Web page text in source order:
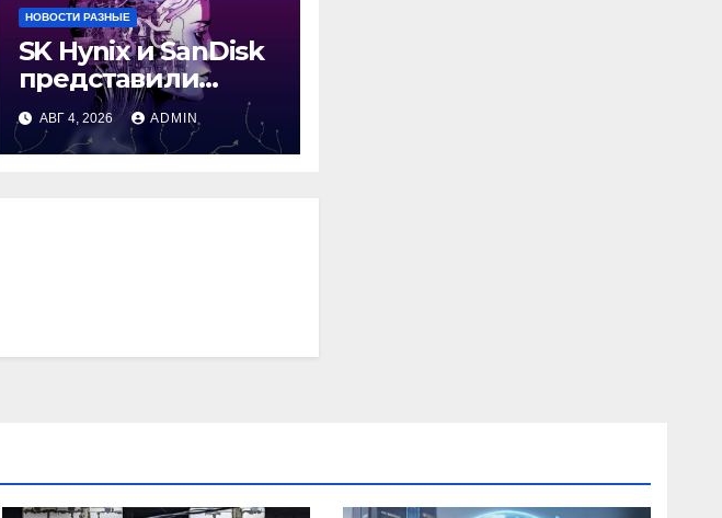
НОВОСТИ РАЗНЫЕ
SK Hynix и SanDisk
представили
новый тип
промежуточной
памяти
АВГ 4, 2026 ADMIN